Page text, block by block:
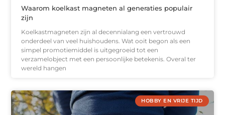
Waarom koelkast magneten al generaties populair
zijn
Koelkastmagneten zijn al decennialang een vertrouwd
onderdeel van veel huishoudens. Wat ooit begon als een
simpel promotiemiddel is uitgegroeid tot een
verzamelobject met een persoonlijke betekenis. Overal ter
wereld hangen
HOBBY EN VRIJE TIJD